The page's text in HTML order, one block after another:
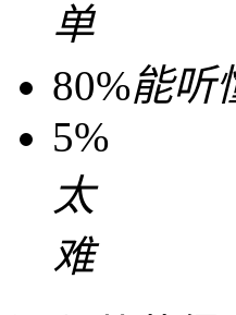
单
80%能听
5%
太
难